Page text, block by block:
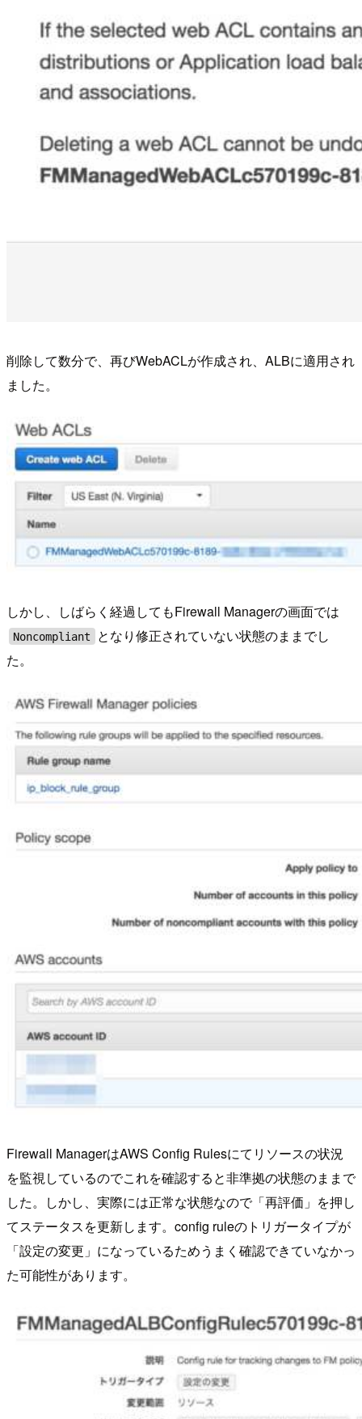
削除して数分で、再びWebACLが作成され、ALBに適用され
ました。
しかし、しばらく経過してもFirewall Managerの画面では
Noncompliant
となり修正されていない状態のままでし
た。
Firewall ManagerはAWS Config Rulesにてリソースの状況
を監視しているのでこれを確認すると非準拠の状態のままで
した。しかし、実際には正常な状態なので「再評価」を押し
てステータスを更新します。config ruleのトリガータイプが
「設定の変更」になっているためうまく確認できていなかっ
た可能性があります。